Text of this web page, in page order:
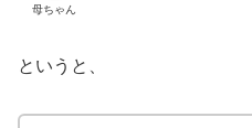
母ちゃん
というと、